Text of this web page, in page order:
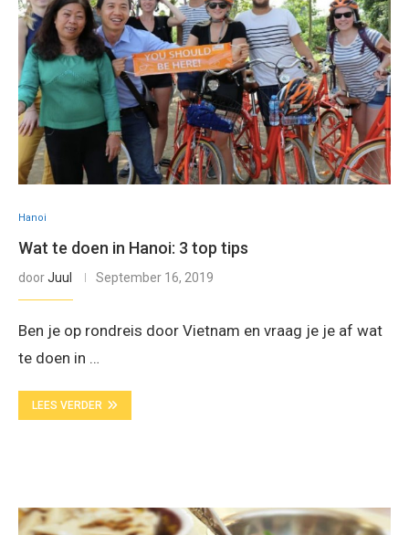
Hanoi
Wat te doen in Hanoi: 3 top tips
doorJuul September 16, 2019
Ben je op rondreis door Vietnam en vraag je je af wat
te doen in …
LEES VERDER